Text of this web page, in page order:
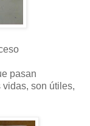
pasan
son útiles,